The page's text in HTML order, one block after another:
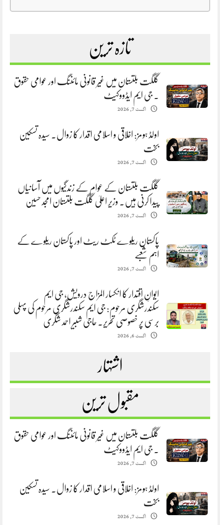
تازہ ترین
گلگت بلتستان میں غیر قانونی مائننگ اور عوامی حقوق
. جی ایم ایڈووکیٹ
اگست 7, 2026
اولڈ ہومز: اخلاقی و اسلامی اقدار کا زوال. سیدہ تسکین
بخت
اگست 7, 2026
گلگت بلتستان کے عوام کے زندگیوں میں آسانیاں
پیدا کرنی ہیں. وزیر اعلیٰ گلگت بلتستان امجد حسین
اگست 7, 2026
پاکستان ریلوے ٹکٹ ریٹ اور پاکستان ریلوے کے
اہم شعبے
اگست 7, 2026
ایوانِ اقتدار کا انکسار المزاج درویش، جی ایم
سکندرشگری مرحوم: جی ایم سکندرشگری مرحوم کی پہلی
برسی پر خصوصی تحریر. حاجی شبیر احمد شگری
اگست 6, 2026
اشتہار
مقبول ترین
گلگت بلتستان میں غیر قانونی مائننگ اور عوامی حقوق
. جی ایم ایڈووکیٹ
اگست 7, 2026
اولڈ ہومز: اخلاقی و اسلامی اقدار کا زوال. سیدہ تسکین
بخت
اگست 7, 2026